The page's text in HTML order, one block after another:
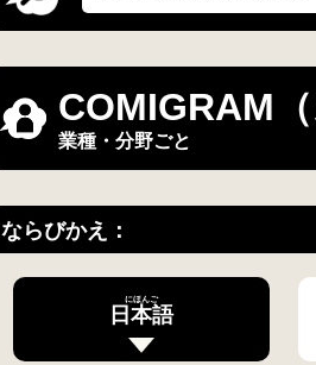
COMIGRAM
業種・分野ごと
ならびかえ：
日本語
にほんご